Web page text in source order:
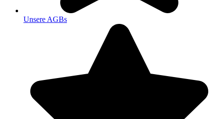
Unsere AGBs